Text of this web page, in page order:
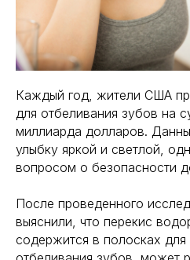
Каждый год, жители США
для отбеливания зубов на
миллиарда долларов.
улыбку яркой и светлой,
вопросом о безопасности
После проведенного
выяснили, что перекис
содержится в полосках